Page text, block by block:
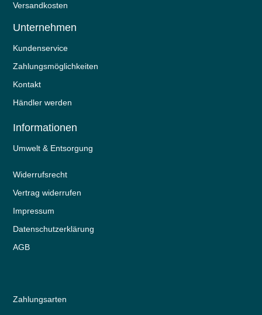
Versandkosten
Unternehmen
Kundenservice
Zahlungsmöglichkeiten
Kontakt
Händler werden
Informationen
Umwelt & Entsorgung
Widerrufs­recht
Vertrag widerrufen
Impressum
Daten­schutz­erklärung
AGB
Zahlungsarten